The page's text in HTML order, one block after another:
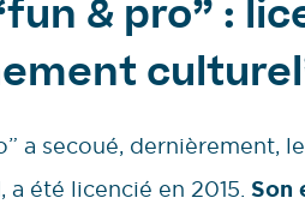
& pro” :
a secoué, dernièrement,
a été licencié en 2015. Son